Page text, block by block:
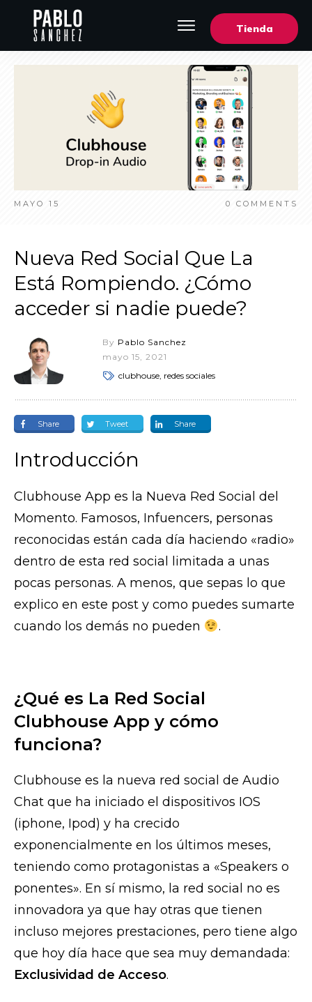
Tienda
MAYO 15 0 COMMENTS
Nueva Red Social Que La
Está Rompiendo. ¿Cómo
acceder si nadie puede?
By Pablo Sanchez
mayo 15, 2021
clubhouse, redes sociales
Share Tweet Share
Introducción
Clubhouse App es la Nueva Red Social del
Momento. Famosos, Infuencers, personas
reconocidas están cada día haciendo «radio»
dentro de esta red social limitada a unas
pocas personas. A menos, que sepas lo que
explico en este post y como puedes sumarte
cuando los demás no pueden
.
¿Qué es La Red Social
Clubhouse App y cómo
funciona?
Clubhouse es la nueva red social de Audio
Chat que ha iniciado el dispositivos IOS
(iphone, Ipod) y ha crecido
exponencialmente en los últimos meses,
teniendo como protagonistas a «Speakers o
ponentes». En sí mismo, la red social no es
innovadora ya que hay otras que tienen
incluso mejores prestaciones, pero tiene algo
que hoy día hace que sea muy demandada:
Exclusividad de Acceso.